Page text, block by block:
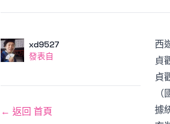
作者 使用者
xd9527
發表自
發表自
西
貞
貞
據
← 返回 首頁